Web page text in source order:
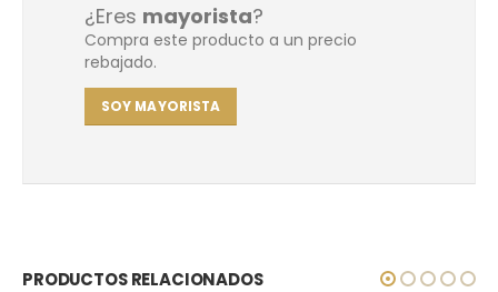
¿Eres mayorista?
Compra este producto a un precio
rebajado.
SOY MAYORISTA
PRODUCTOS RELACIONADOS